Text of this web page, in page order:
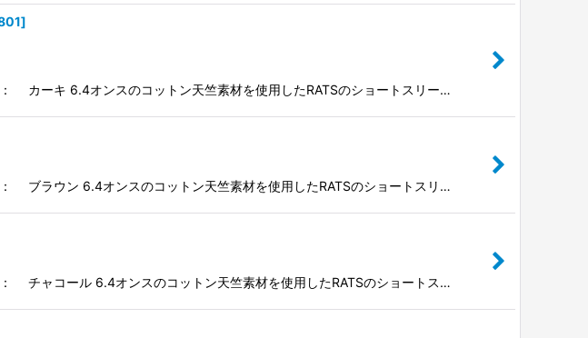
]
カーキ 6.4オンスのコットン天竺素材を使用したRATSのショートスリー…
ブラウン 6.4オンスのコットン天竺素材を使用したRATSのショートスリ…
チャコール 6.4オンスのコットン天竺素材を使用したRATSのショートス…